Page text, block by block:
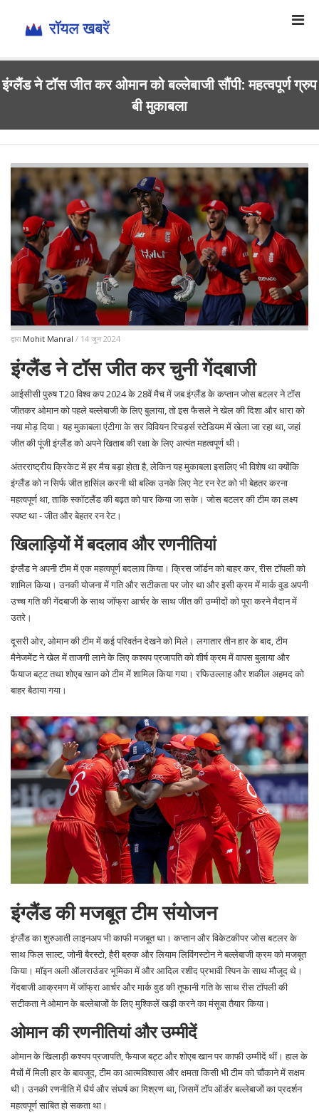
इंग्लैंड ने टॉस जीत कर ओमान को बल्लेबाजी सौंपी: महत्वपूर्ण ग्रुप
बी मुकाबला
द्वारा Mohit Manral / 14 जून 2024
इंग्लैंड ने टॉस जीत कर चुनी गेंदबाजी
आईसीसी पुरुष T20 विश्व कप 2024 के 28वें मैच में जब इंग्लैंड के कप्तान जोस बटलर ने टॉस
जीतकर ओमान को पहले बल्लेबाजी के लिए बुलाया, तो इस फैसले ने खेल की दिशा और धारा को
नया मोड़ दिया। यह मुकाबला एंटीगा के सर विवियन रिचर्ड्स स्टेडियम में खेला जा रहा था, जहां
जीत की पूंजी इंग्लैंड को अपने खिताब की रक्षा के लिए अत्यंत महत्वपूर्ण थी।
अंतरराष्ट्रीय क्रिकेट में हर मैच बड़ा होता है, लेकिन यह मुकाबला इसलिए भी विशेष था क्योंकि
इंग्लैंड को न सिर्फ जीत हासिंल करनी थी बल्कि उनके लिए नेट रन रेट को भी बेहतर करना
महत्वपूर्ण था, ताकि स्कॉटलैंड की बढ़त को पार किया जा सके। जोस बटलर की टीम का लक्ष्य
स्पष्ट था - जीत और बेहतर रन रेट।
खिलाड़ियों में बदलाव और रणनीतियां
इंग्लैंड ने अपनी टीम में एक महत्वपूर्ण बदलाव किया। क्रिस जॉर्डन को बाहर कर, रीस टॉपली को
शामिल किया। उनकी योजना में गति और सटीकता पर जोर था और इसी क्रम में मार्क वुड अपनी
उच्च गति की गेंदबाजी के साथ जॉफ्रा आर्चर के साथ जीत की उम्मीदों को पूरा करने मैदान में
उतरे।
दूसरी ओर, ओमान की टीम में कई परिवर्तन देखने को मिले। लगातार तीन हार के बाद, टीम
मैनेजमेंट ने खेल में ताजगी लाने के लिए कश्यप प्रजापति को शीर्ष क्रम में वापस बुलाया और
फैयाज बट्ट तथा शोएब खान को टीम में शामिल किया गया। रफिउल्लाह और शकील अहमद को
बाहर बैठाया गया।
इंग्लैंड की मजबूत टीम संयोजन
इंग्लैंड का शुरुआती लाइनअप भी काफी मजबूत था। कप्तान और विकेटकीपर जोस बटलर के
साथ फिल साल्ट, जोनी बैरस्टो, हैरी ब्रुक और लियाम लिविंगस्टोन ने बल्लेबाजी क्रम को मजबूत
किया। मॉइन अली ऑलराउंडर भूमिका में और आदिल रशीद प्रभावी स्पिन के साथ मौजूद थे।
गेंदबाजी आक्रमण में जॉफ्रा आर्चर और मार्क वुड की तूफानी गति के साथ रीस टॉपली की
सटीकता ने ओमान के बल्लेबाजों के लिए मुश्किलें खड़ी करने का मंसूबा तैयार किया।
ओमान की रणनीतियां और उम्मीदें
ओमान के खिलाड़ी कश्यप प्रजापति, फैयाज बट्ट और शोएब खान पर काफी उम्मीदें थीं। हाल के
मैचों में मिली हार के बावजूद, टीम का आत्मविश्वास और क्षमता किसी भी टीम को चौंकाने में सक्षम
थी। उनकी रणनीति में धैर्य और संघर्ष का मिश्रण था, जिसमें टॉप ऑर्डर बल्लेबाजों का प्रदर्शन
महत्वपूर्ण साबित हो सकता था।